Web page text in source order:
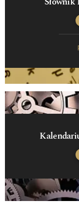
Słownik